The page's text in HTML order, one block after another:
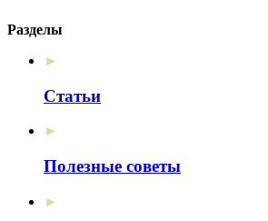
Разделы
►
Статьи
►
Полезные советы
►